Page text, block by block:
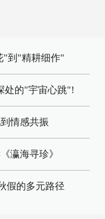
"到"精耕细作"
处的"宇宙心跳"!
情感共振
瀛海寻珍》
假的多元路径